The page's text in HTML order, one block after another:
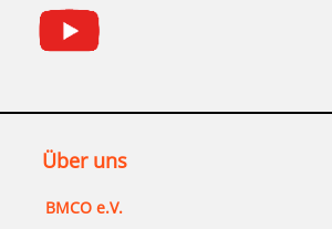
Über uns
BMCO e.V.